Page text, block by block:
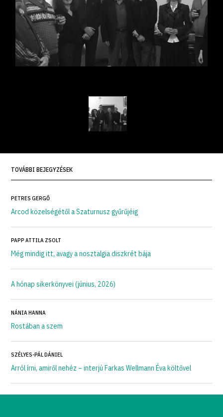
TOVÁBBI BEJEGYZÉSEK
PETRES GERGŐ
Arcod közelségétől a Szaturnusz gyűrűjéig
PAPP ATTILA ZSOLT
Még mindig itt, avagy a nosztalgia diszkrét bája
A hónap sikerkönyvei (június, 2026)
NÁNIA HANNA
Rostában a szem
SZÉLYES-PÁL DÁNIEL
Arról írni, amiről nehéz – interjú Farkas Wellmann Éva költővel